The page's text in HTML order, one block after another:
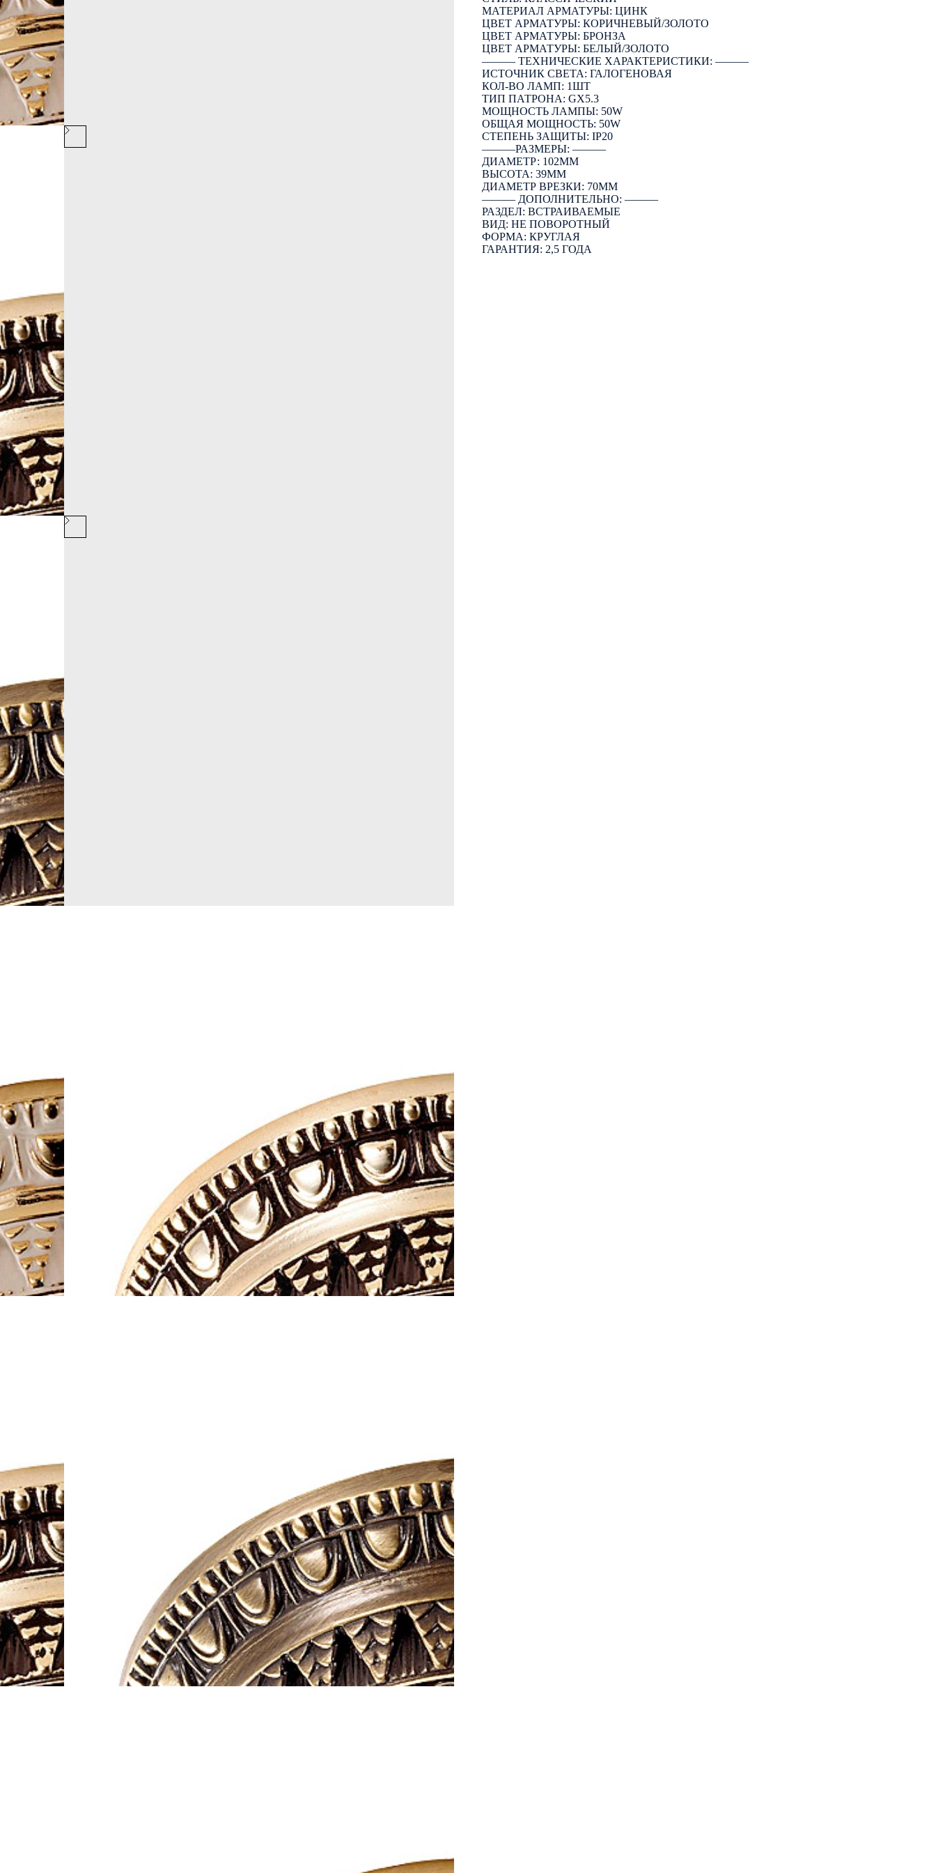
МАТЕРИАЛ АРМАТУРЫ: ЦИНК
ЦВЕТ АРМАТУРЫ: КОРИЧНЕВЫЙ/ЗОЛОТО
ЦВЕТ АРМАТУРЫ: БРОНЗА
ЦВЕТ АРМАТУРЫ: БЕЛЫЙ/ЗОЛОТО
――― ТЕХНИЧЕСКИЕ ХАРАКТЕРИСТИКИ: ―――
ИСТОЧНИК СВЕТА: ГАЛОГЕНОВАЯ
КОЛ-ВО ЛАМП: 1ШТ
ТИП ПАТРОНА: GX5.3
МОЩНОСТЬ ЛАМПЫ: 50W
ОБЩАЯ МОЩНОСТЬ: 50W
СТЕПЕНЬ ЗАЩИТЫ: IP20
―――РАЗМЕРЫ: ―――
ДИАМЕТР: 102ММ
ВЫСОТА: 39ММ
ДИАМЕТР ВРЕЗКИ: 70ММ
――― ДОПОЛНИТЕЛЬНО: ―――
РАЗДЕЛ: ВСТРАИВАЕМЫЕ
ВИД: НЕ ПОВОРОТНЫЙ
ФОРМА: КРУГЛАЯ
ГАРАНТИЯ: 2,5 ГОДА